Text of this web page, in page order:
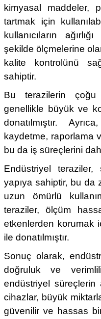
kimyasal maddeler,
tartmak için
kullanıcıların
şekilde ölçmelerine
kalite kontrolünü
sahiptir.
Bu terazilerin
genellikle büyük ve
donatılmıştır.
kaydetme, raporlama
bu da iş süreçlerini
Endüstriyel teraziler,
yapıya sahiptir, bu da
uzun ömürlü
teraziler, ölçüm
etkenlerden korumak
ile donatılmıştır.
Sonuç olarak,
doğruluk ve
endüstriyel süreçlerin
cihazlar, büyük
güvenilir ve hassas